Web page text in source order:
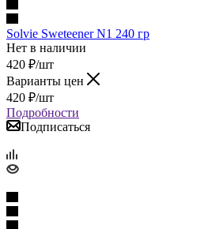
Solvie Sweteener N1 240 гр
Нет в наличии
420 ₽/шт
Варианты цен
420 ₽/шт
Подробности
Подписаться